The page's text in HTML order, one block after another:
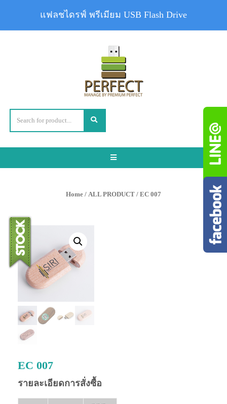
Toggle
Home / ALL PRODUCT / EC 007
EC 007
รายละเอียดการสั่งซื้อ
แฟลชไดรฟ์ พรีเมียม USB Flash Drive